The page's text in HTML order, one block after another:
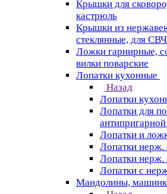
Крышки для
кастрюль
Крышки из
стеклянные, для СВЧ
Ложки гарнирные,
вилки поварские
Лопатки кухонные
Назад
Лопатки
Лопатки для
Лопатки и
Лопатки нерж.
Лопатки нерж.
Лопатки с
Мандолины,